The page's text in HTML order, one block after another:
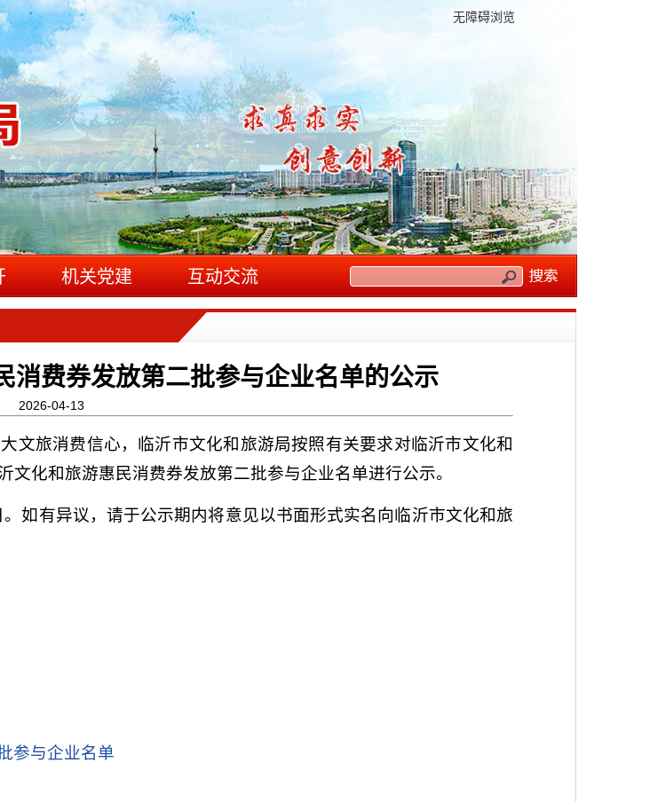
无障碍浏览
机关党建 互动交流
消费券发放第二批参与企业名单的公示
2026-04-13
文旅消费信心，临沂市文化和旅游局按照有关要求对临沂市文化和
化和旅游惠民消费券发放第二批参与企业名单进行公示。
如有异议，请于公示期内将意见以书面形式实名向临沂市文化和旅
参与企业名单